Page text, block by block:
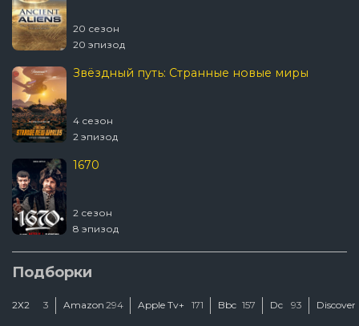
20 сезон
20 эпизод
Звёздный путь: Странные новые миры
4 сезон
2 эпизод
1670
2 сезон
8 эпизод
Подборки
2Х2 3 Amazon 294 Apple Tv+ 171 Bbc 157 Dc 93